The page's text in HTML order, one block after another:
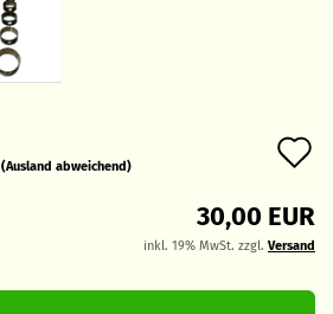
(Ausland abweichend)
30,00 EUR
inkl. 19% MwSt. zzgl. Versand